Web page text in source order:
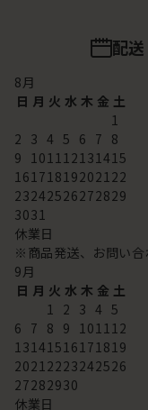
配
8月
日 月 火 水 木 金 土
1
2 3 4 5 6 7 8
9 101112131415
16171819202122
23242526272829
3031
休業日
※商品発送、お問い合
9月
日 月 火 水 木 金 土
1 2 3 4 5
6 7 8 9 101112
13141516171819
20212223242526
27282930
休業日